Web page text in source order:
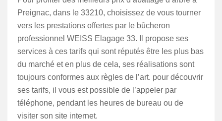
Preignac, dans le 33210, choisissez de vous tourner
vers les prestations offertes par le bûcheron
professionnel WEISS Elagage 33. Il propose ses
services à ces tarifs qui sont réputés être les plus bas
du marché et en plus de cela, ses réalisations sont
toujours conformes aux règles de l’art. pour découvrir
ses tarifs, il vous est possible de l’appeler par
téléphone, pendant les heures de bureau ou de
visiter son site internet.